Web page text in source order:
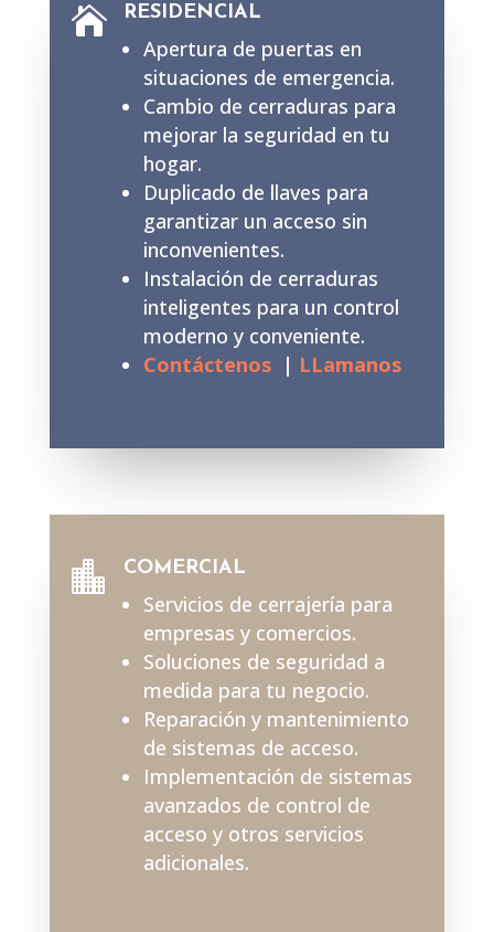
 RESIDENCIAL
Apertura de puertas en
situaciones de emergencia.
Cambio de cerraduras para
mejorar la seguridad en tu
hogar.
Duplicado de llaves para
garantizar un acceso sin
inconvenientes.
Instalación de cerraduras
inteligentes para un control
moderno y conveniente.
Contáctenos| LLamanos
 COMERCIAL
Servicios de cerrajería para
empresas y comercios.
Soluciones de seguridad a
medida para tu negocio.
Reparación y mantenimiento
de sistemas de acceso.
Implementación de sistemas
avanzados de control de
acceso y otros servicios
adicionales.